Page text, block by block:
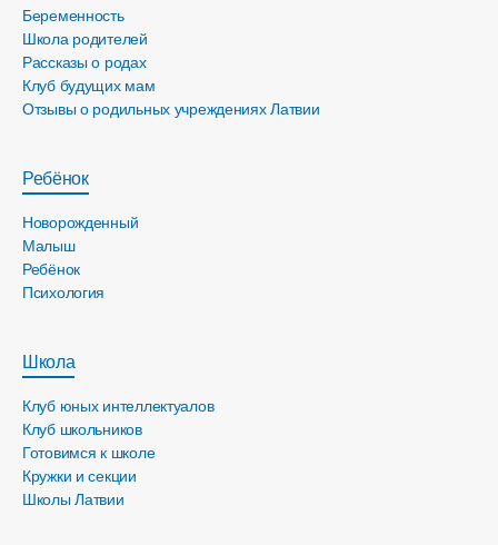
Беременность
Школа родителей
Рассказы о родах
Клуб будущих мам
Отзывы о родильных учреждениях Латвии
Ребёнок
Новорожденный
Малыш
Ребёнок
Психология
Школа
Клуб юных интеллектуалов
Клуб школьников
Готовимся к школе
Кружки и секции
Школы Латвии